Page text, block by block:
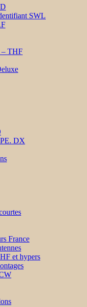
SWL
– THF
DX
France
et hypers